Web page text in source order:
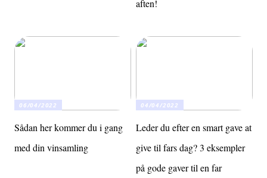
aften!
06/04/2022
Sådan her kommer du i gang
med din vinsamling
04/04/2022
Leder du efter en smart gave at
give til fars dag? 3 eksempler
på gode gaver til en far